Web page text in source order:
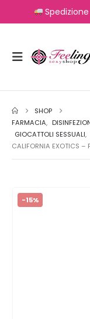
SHOP
FARMACIA,
GIOCATTOLI SESSUALI,
CALIFORNIA EXOTICS –
-15%